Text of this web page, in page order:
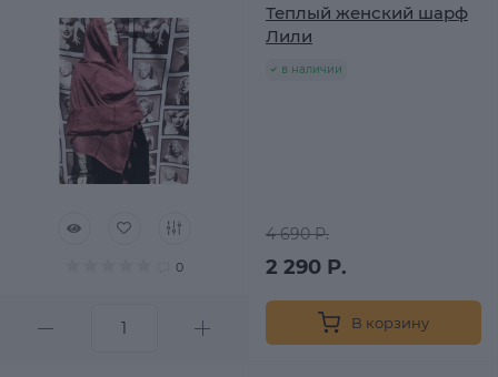
0
Теплый женский шарф
Лили
в наличии
4 690 Р.
2 290 Р.
В корзину